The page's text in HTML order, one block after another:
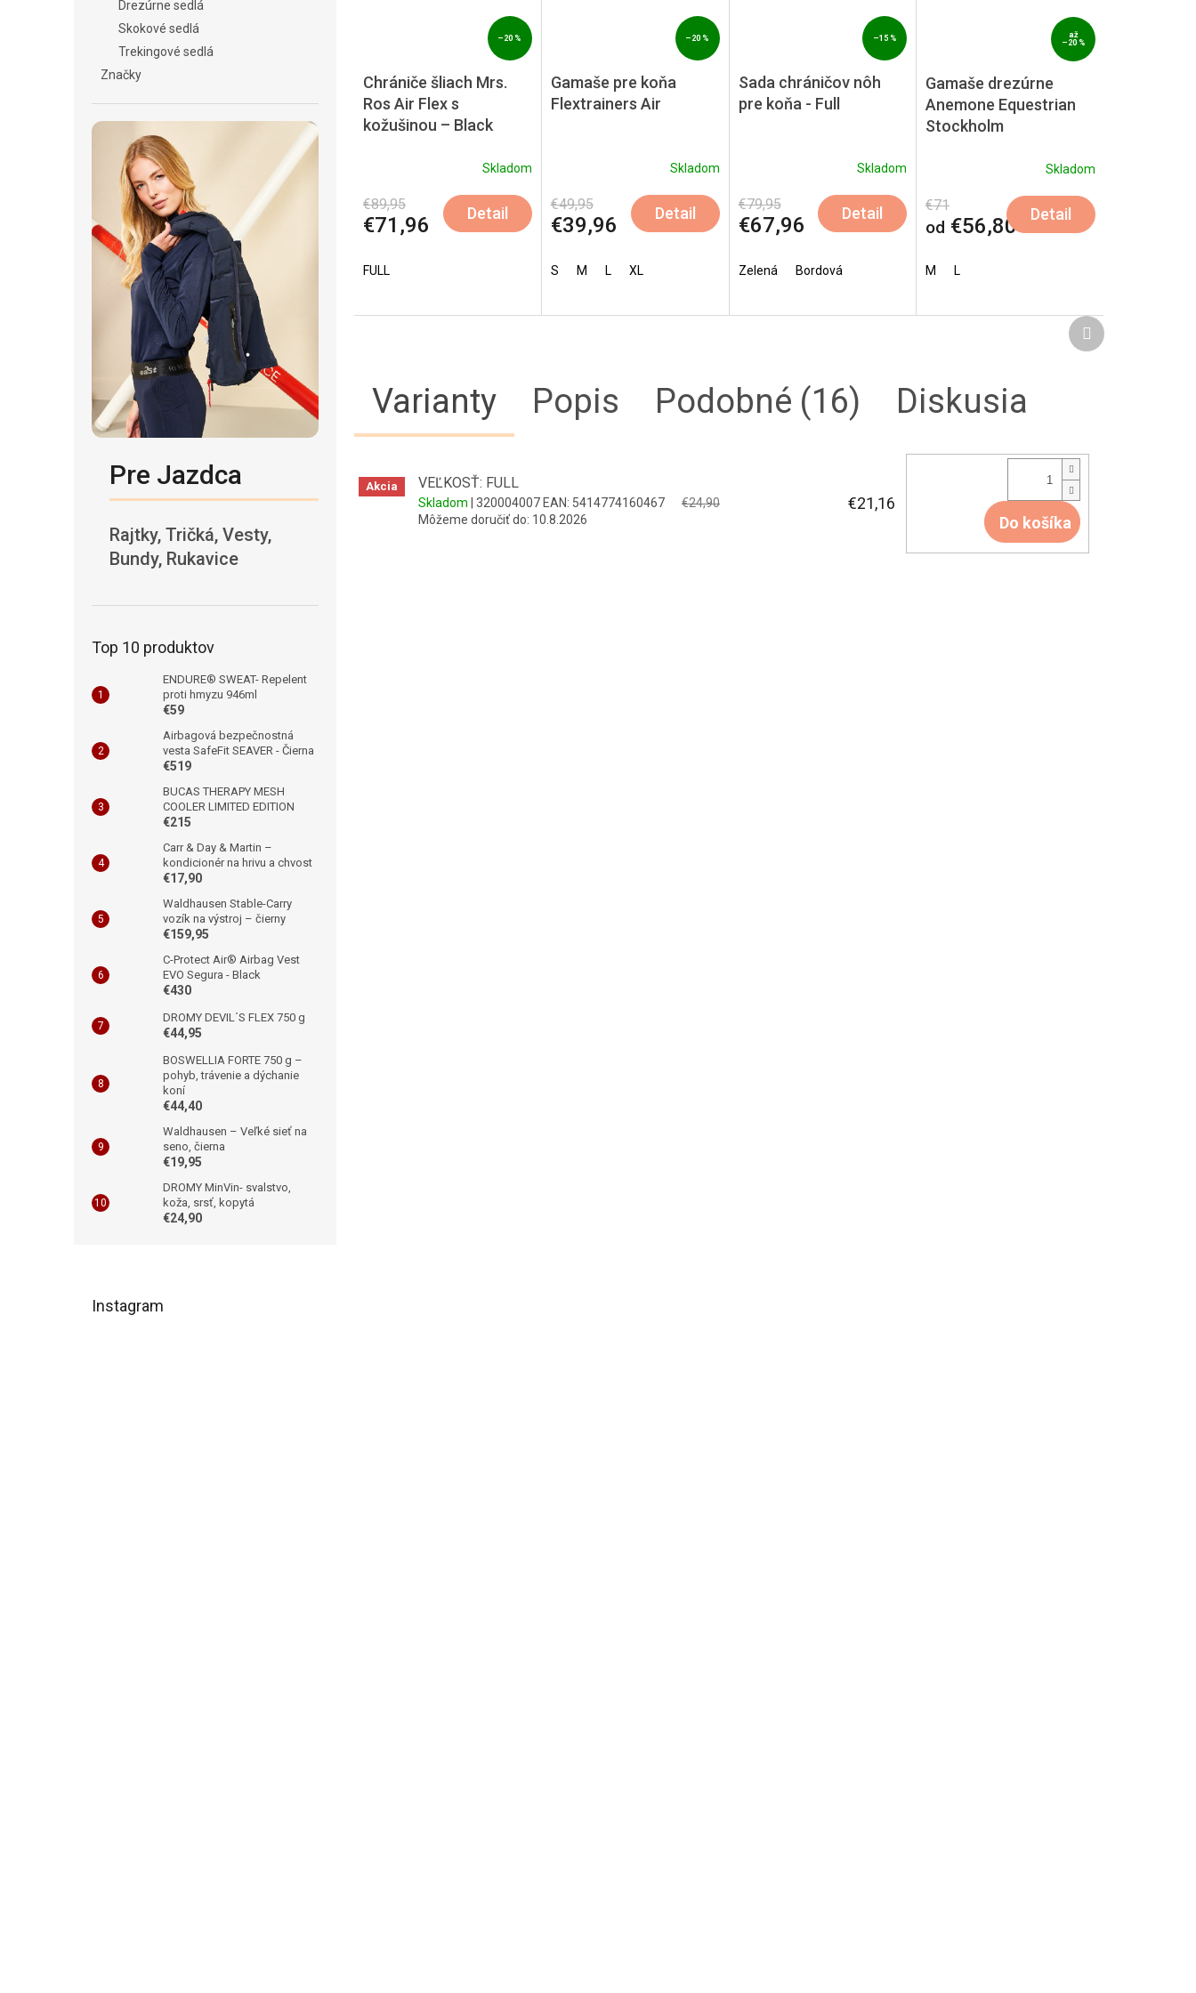
Drezúrne sedlá
Skokové sedlá
Trekingové sedlá
Značky
Pre Jazdca
Rajtky, Tričká, Vesty,
Bundy, Rukavice
Top 10 produktov
ENDURE® SWEAT- Repelent
proti hmyzu 946ml
€59
Airbagová bezpečnostná
vesta SafeFit SEAVER - Čierna
€519
BUCAS THERAPY MESH
COOLER LIMITED EDITION
€215
Carr & Day & Martin –
kondicionér na hrivu a chvost
€17,90
Waldhausen Stable-Carry
vozík na výstroj – čierny
€159,95
C-Protect Air® Airbag Vest
EVO Segura - Black
€430
DROMY DEVIL´S FLEX 750 g
€44,95
BOSWELLIA FORTE 750 g –
pohyb, trávenie a dýchanie
koní
€44,40
Waldhausen – Veľké sieť na
seno, čierna
€19,95
DROMY MinVin- svalstvo,
koža, srsť, kopytá
€24,90
–20 %
Chrániče šliach Mrs.
Ros Air Flex s
kožušinou – Black
Skladom
€89,95
€71,96 Detail
FULL
–20 %
Gamaše pre koňa
Flextrainers Air
Skladom
€49,95
€39,96 Detail
S M L XL
–15 %
Sada chráničov nôh
pre koňa - Full
Skladom
€79,95
€67,96 Detail
Zelená Bordová
až
–20 %
Gamaše drezúrne
Anemone Equestrian
Stockholm
Skladom
€71
od €56,80 Detail
M L
Ďalší
produkt
Varianty Popis Podobné (16) Diskusia
Akcia VEĽKOSŤ: FULL
Skladom | 320004007 EAN: 5414774160467
Môžeme doručiť do: 10.8.2026
€24,90
€21,16
Do košíka
Instagram